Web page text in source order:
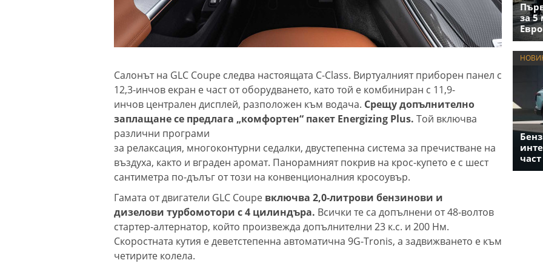
Салонът на GLC Coupe следва настоящата C-Class. Виртуалният приборен панел с
12,3-инчов екран е част от оборудването, като той е комбиниран с 11,9-
инчов централен дисплей, разположен към водача. Срещу допълнително
заплащане се предлага „комфортен“ пакет Energizing Plus. Той включва
различни програми
за релаксация, многоконтурни седалки, двустепенна система за пречистване на
въздуха, както и вграден аромат. Панорамният покрив на крос-купето е с шест
сантиметра по-дълъг от този на конвенционалния кросоувър.
Гамата от двигатели GLC Coupe включва 2,0-литрови бензинови и
дизелови турбомотори с 4 цилиндъра. Всички те са допълнени от 48-волтов
стартер-алтернатор, който произвежда допълнителни 23 к.с. и 200 Нм.
Скоростната кутия е деветстепенна автоматична 9G-Tronis, а задвижването е към
четирите колела.
за 5
част